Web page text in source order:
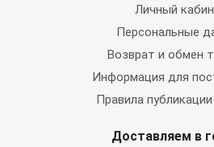
Личный
Персональные
Возврат и обмен
Информация для
Правила
Доставляем в